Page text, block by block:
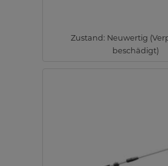
Zustand: Neuwertig
beschädigt)